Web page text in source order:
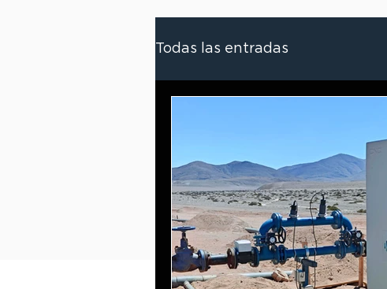
Todas las entradas